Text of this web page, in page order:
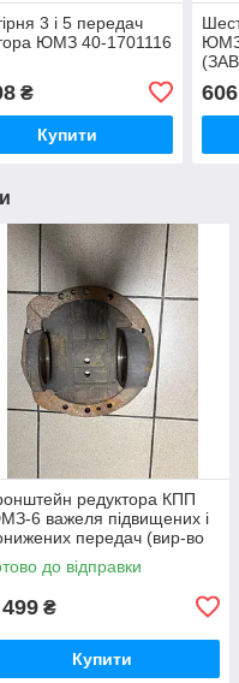
3 і 5 передач
ЮМЗ 40-1701116
₴
Купити
ЮМЗ
606
редуктора КПП
6 важеля підвищених і
передач (вир-во
40-1701456 / 40-
А
до відправки
₴
Купити